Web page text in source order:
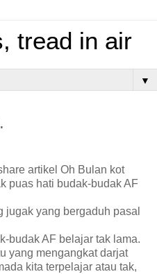
tread in air
▼
artikel Oh Bulan kot
puas hati budak-budak AF
jugak yang bergaduh pasal
budak AF belajar tak lama.
yang mengangkat darjat
kita terpelajar atau tak,